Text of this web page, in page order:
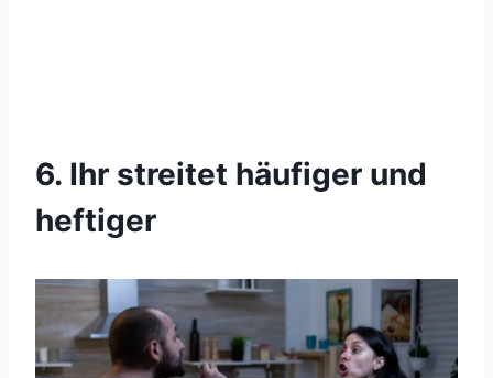
6. Ihr streitet häufiger und
heftiger